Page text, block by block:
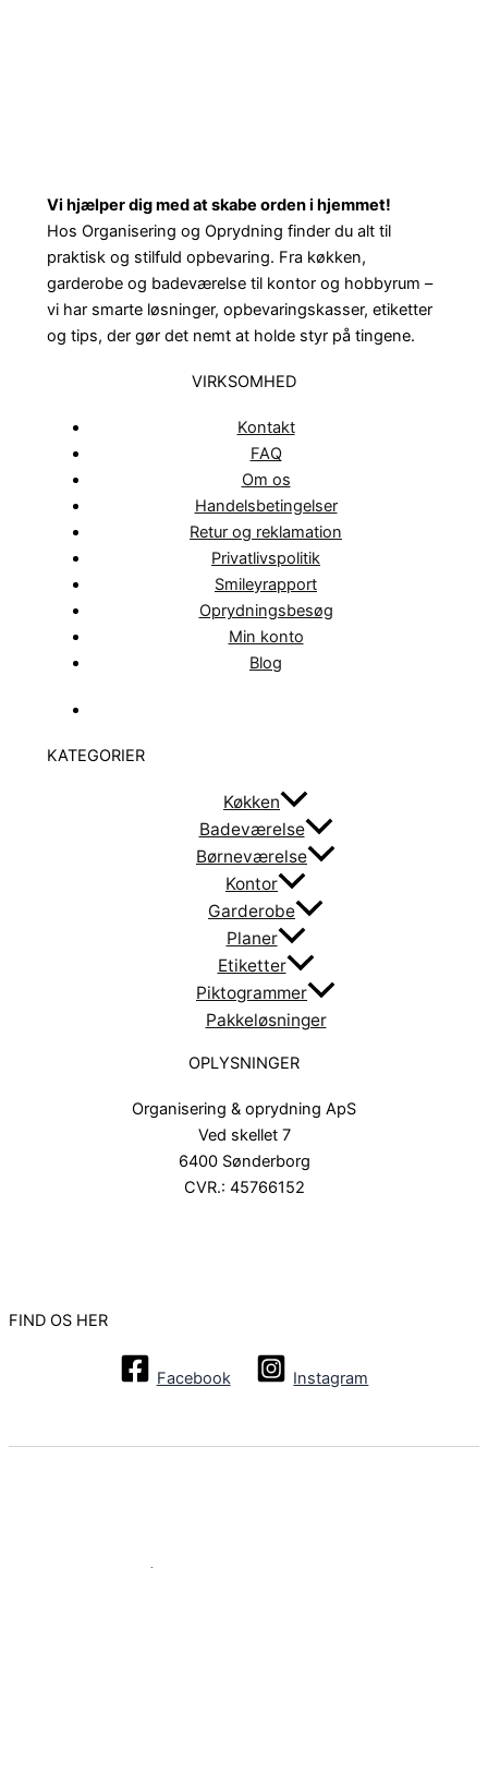
Vi hjælper dig med at skabe orden i hjemmet!
Hos Organisering og Oprydning finder du alt til
praktisk og stilfuld opbevaring. Fra køkken,
garderobe og badeværelse til kontor og hobbyrum –
vi har smarte løsninger, opbevaringskasser, etiketter
og tips, der gør det nemt at holde styr på tingene.
VIRKSOMHED
Kontakt
FAQ
Om os
Handelsbetingelser
Retur og reklamation
Privatlivspolitik
Smileyrapport
Oprydningsbesøg
Min konto
Blog
KATEGORIER
Køkken
Badeværelse
Børneværelse
Kontor
Garderobe
Planer
Etiketter
Piktogrammer
Pakkeløsninger
OPLYSNINGER
Organisering & oprydning ApS
Ved skellet 7
6400 Sønderborg
CVR.: 45766152
FIND OS HER
Facebook Instagram